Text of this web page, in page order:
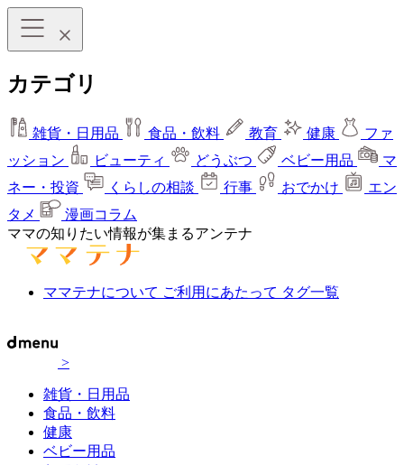
カテゴリ
雑貨・日用品 食品・飲料 教育 健康
ファ
ッション
ビューティ どうぶつ ベビー用品
マ
ネー・投資
くらしの相談 行事 おでかけ
エン
タメ
漫画コラム
ママの知りたい情報が集まるアンテナ
ママテナについて ご利用にあたって タグ一覧
>
雑貨・日用品
食品・飲料
健康
ベビー用品